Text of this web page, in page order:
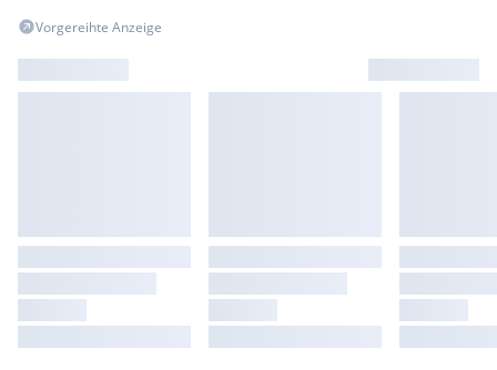
| günstige Preise | beste Kundenzufriedenheit |
kompetentes Bikeservice |
Vorgereihte Anzeige